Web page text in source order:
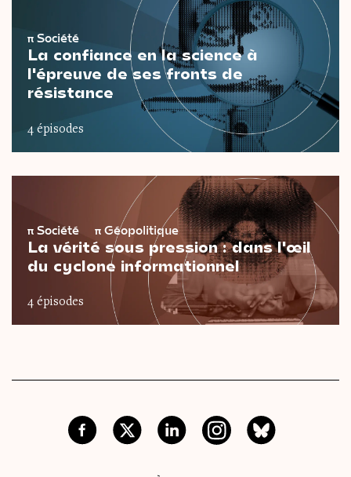
π Société
La confiance en la science à
l'épreuve de ses fronts de
résistance
4 épisodes
π Société π Géopolitique
La vérité sous pression : dans l'œil
du cyclone informationnel
4 épisodes